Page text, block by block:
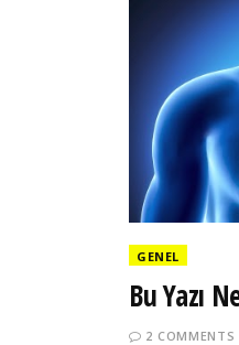
GENEL
Bu Yazı
2 COMMENTS